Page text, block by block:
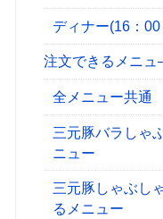
ディナー(16：
注文できるメニ
全メニュー共通
三元豚バラしゃ
ニュー
三元豚しゃぶし
るメニュー